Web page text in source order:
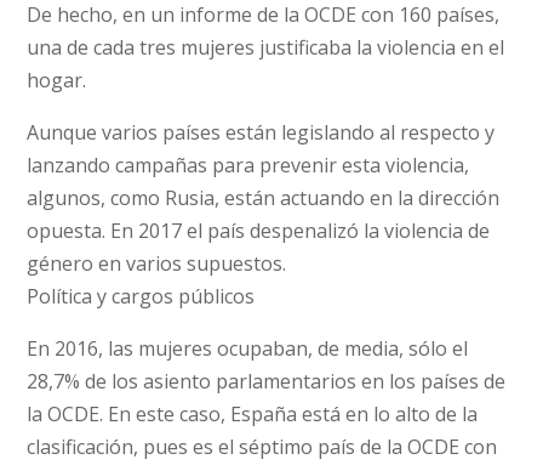
De hecho, en un informe de la OCDE con 160 países,
una de cada tres mujeres justificaba la violencia en el
hogar.
Aunque varios países están legislando al respecto y
lanzando campañas para prevenir esta violencia,
algunos, como Rusia, están actuando en la dirección
opuesta. En 2017 el país despenalizó la violencia de
género en varios supuestos.
Política y cargos públicos
En 2016, las mujeres ocupaban, de media, sólo el
28,7% de los asiento parlamentarios en los países de
la OCDE. En este caso, España está en lo alto de la
clasificación, pues es el séptimo país de la OCDE con